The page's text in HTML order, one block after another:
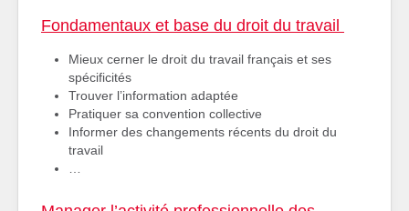
Fondamentaux et base du droit du travail
Mieux cerner le droit du travail français et ses
spécificités
Trouver l’information adaptée
Pratiquer sa convention collective
Informer des changements récents du droit du
travail